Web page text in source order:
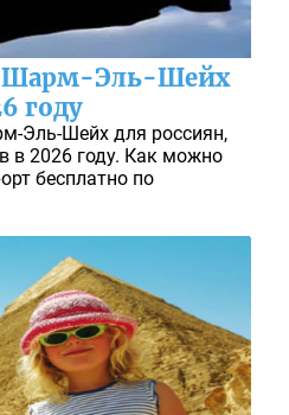
Шарм-Эль-Шейх
году
Эль-Шейх для россиян,
в 2026 году. Как можно
бесплатно по